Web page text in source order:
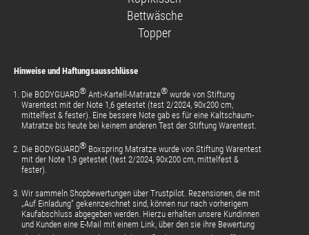
Bettwäsche
Topper
Hinweise und Haftungsausschlüsse
Die BODYGUARD® Anti-Kartell-Matratze® wurde von Stiftung
Warentest mit der Note 1,6 getestet (test 2/2024, 90x200 cm,
mittelfest & fester). Eine bessere Note gab es für eine Kaltschaum-
Matratze bis heute bei keinem anderen Test der Stiftung Warentest.
Die BODYGUARD® Boxspring Matratze wurde von Stiftung Warentest
mit der Note 1,9 getestet (test 2/2024, 90x200 cm, mittelfest &
fester).
Wir sammeln Shopbewertungen über Trustpilot. Rezensionen, die mit
„Auf Einladung“ gekennzeichnet sind, können nur nach vorherigem
Kaufabschluss abgegeben werden. Hierzu erhalten unsere Kundinnen
und Kunden eine E-Mail mit einem Link, über den sie ihre Bewertung